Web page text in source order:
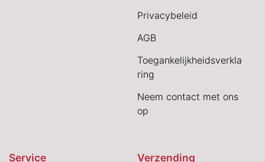
Privacybeleid
AGB
Toegankelijkheidsverkla
ring
Neem contact met ons
op
Service Verzending